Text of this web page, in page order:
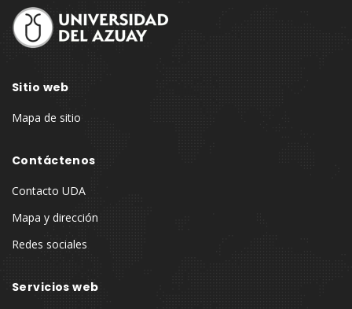
Footer
Sitio web
Mapa de sitio
Contáctenos
Contacto UDA
Mapa y dirección
Redes sociales
Servicios web